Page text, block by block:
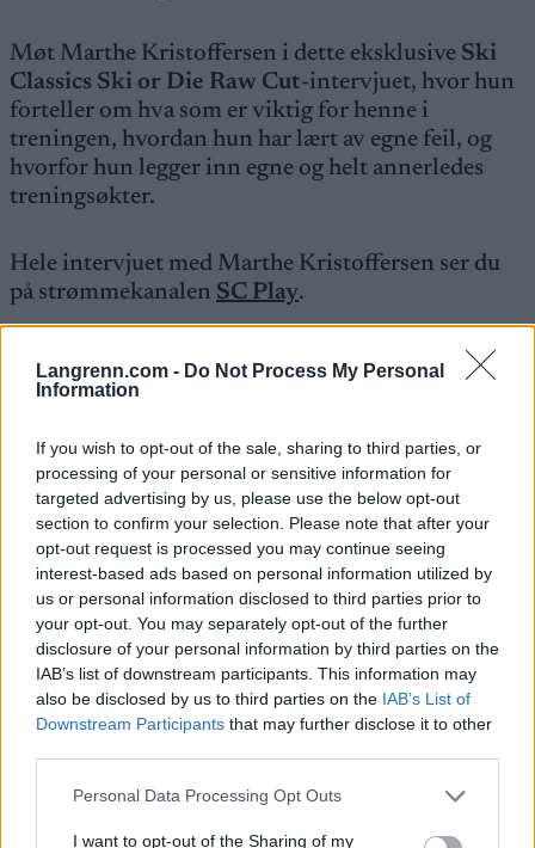
Langrenn.com - Do Not Process My Personal
Information
If you wish to opt-out of the sale, sharing to third parties, or
processing of your personal or sensitive information for
targeted advertising by us, please use the below opt-out
section to confirm your selection. Please note that after your
opt-out request is processed you may continue seeing
interest-based ads based on personal information utilized by
us or personal information disclosed to third parties prior to
your opt-out. You may separately opt-out of the further
disclosure of your personal information by third parties on the
IAB’s list of downstream participants. This information may
also be disclosed by us to third parties on the IAB’s List of
Downstream Participants that may further disclose it to other
Please note that this website/app uses one or more Google
not limited to your visit or usage behaviour. You may click to
Personal Data Processing Opt Outs
I want to opt-out of the Sharing of my
Møt Marthe Kristoffersen i dette eksklusive Ski
Classics Ski or Die Raw Cut-intervjuet, hvor hun
forteller om hva som er viktig for henne i
treningen, hvordan hun har lært av egne feil, og
hvorfor hun legger inn egne og helt annerledes
treningsøkter.
Hele intervjuet med Marthe Kristoffersen ser du
på strømmekanalen SC Play.
Alle medlemmer på Langrenn.com har ubegrenset
tilgang til alt innhold på strømmeplattformen SC
Pro Tour-arrangementer og utvalgte Ski Classics
Challengers med engelsk kommentering.
Ski Classics Season XVI åpnet med to renn på
rappen i Bad Gastein 14. og 15. desember. Nå
fortsetter sesongen med 3 Zinnen Ski Marathon i
Nord-Italia 11. januar.
Dette er terminlista for Ski Classics Pro Tour
Season XVI:
Event 3: 11. januar, 3 Zinnen Ski Marathon
Event 4: 12. januar, La Venosta ITT Kapron-